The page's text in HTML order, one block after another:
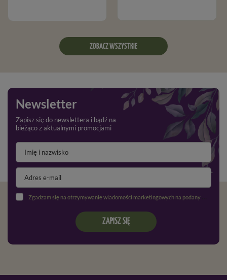
ZOBACZ WSZYSTKIE
Newsletter
Zapisz się do newslettera i bądź na
bieżąco z aktualnymi promocjami
Zgadzam się na otrzymywanie wiadomości marketingowych na podany adres e-mail oraz przetwarzanie danych osobowych zgodnie z
ZAPISZ SIĘ